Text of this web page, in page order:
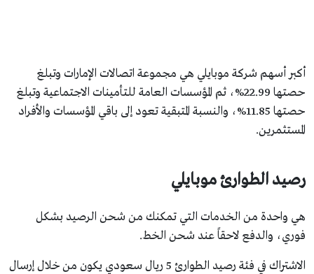
أكبر أسهم شركة موبايلي هي مجموعة اتصالات الإمارات وتبلغ
حصتها 22.99%، ثم المؤسسات العامة للتأمينات الاجتماعية وتبلغ
حصتها 11.85%، والنسبة المتبقية تعود إلى باقي المؤسسات والأفراد
المستثمرين.
رصيد الطوارئ موبايلي
هي واحدة من الخدمات التي تمكنك من شحن الرصيد بشكل
فوري، والدفع لاحقاً عند شحن الخط.
الاشتراك في فئة رصيد الطوارئ 5 ريال سعودي يكون من خلال إرسال